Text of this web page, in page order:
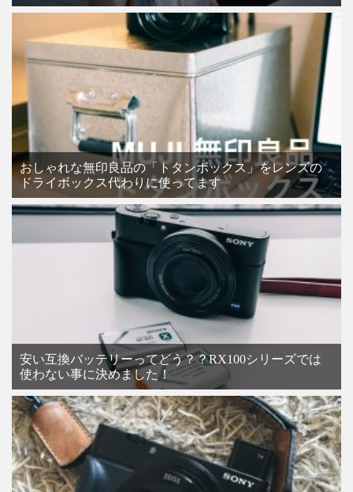
おしゃれな無印良品の「トタンボックス」をレンズの
ドライボックス代わりに使ってます
安い互換バッテリーってどう？？RX100シリーズでは
使わない事に決めました！